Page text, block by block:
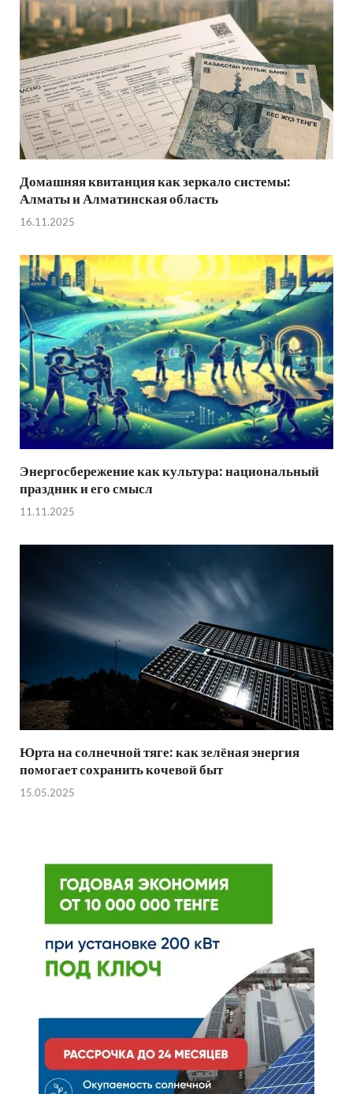
Домашняя квитанция как зеркало системы:
Алматы и Алматинская область
16.11.2025
Энергосбережение как культура: национальный
праздник и его смысл
11.11.2025
Юрта на солнечной тяге: как зелёная энергия
помогает сохранить кочевой быт
15.05.2025